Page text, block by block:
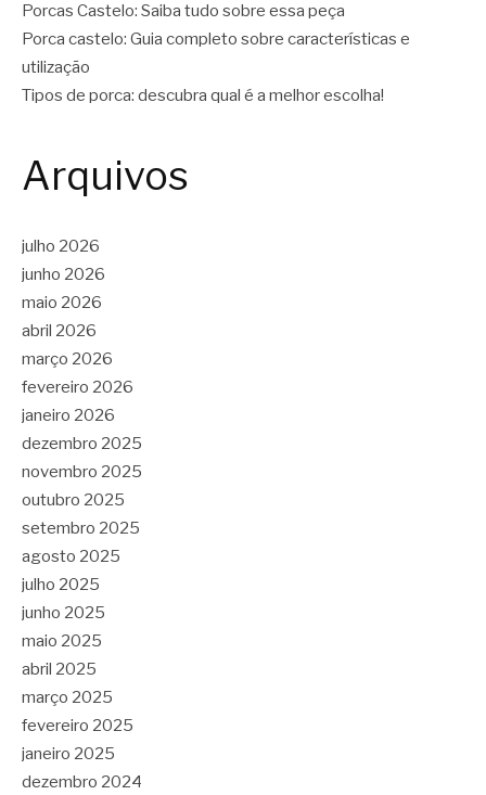
Porcas Castelo: Saiba tudo sobre essa peça
Porca castelo: Guia completo sobre características e
utilização
Tipos de porca: descubra qual é a melhor escolha!
Arquivos
julho 2026
junho 2026
maio 2026
abril 2026
março 2026
fevereiro 2026
janeiro 2026
dezembro 2025
novembro 2025
outubro 2025
setembro 2025
agosto 2025
julho 2025
junho 2025
maio 2025
abril 2025
março 2025
fevereiro 2025
janeiro 2025
dezembro 2024